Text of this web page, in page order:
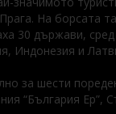
На борсата
30 държави,
Индонезия и
за шести
“България